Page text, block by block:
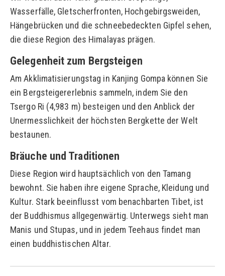
Wasserfälle, Gletscherfronten, Hochgebirgsweiden,
Hängebrücken und die schneebedeckten Gipfel sehen,
die diese Region des Himalayas prägen.
Gelegenheit zum Bergsteigen
Am Akklimatisierungstag in Kanjing Gompa können Sie
ein Bergsteigererlebnis sammeln, indem Sie den
Tsergo Ri (4,983 m) besteigen und den Anblick der
Unermesslichkeit der höchsten Bergkette der Welt
bestaunen.
Bräuche und Traditionen
Diese Region wird hauptsächlich von den Tamang
bewohnt. Sie haben ihre eigene Sprache, Kleidung und
Kultur. Stark beeinflusst vom benachbarten Tibet, ist
der Buddhismus allgegenwärtig. Unterwegs sieht man
Manis und Stupas, und in jedem Teehaus findet man
einen buddhistischen Altar.